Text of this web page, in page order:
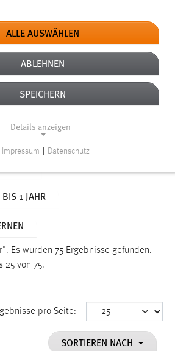
1 JAHR
Es wurden 75 Ergebnisse gefunden.
25 von 75.
pro Seite:
SORTIEREN NACH
ALLE AUSWÄHLEN
ABLEHNEN
SPEICHERN
Details anzeigen
für die einwandfreie Funktion der
die ausgewählten Einverständnis-
Impressum Datenschutz